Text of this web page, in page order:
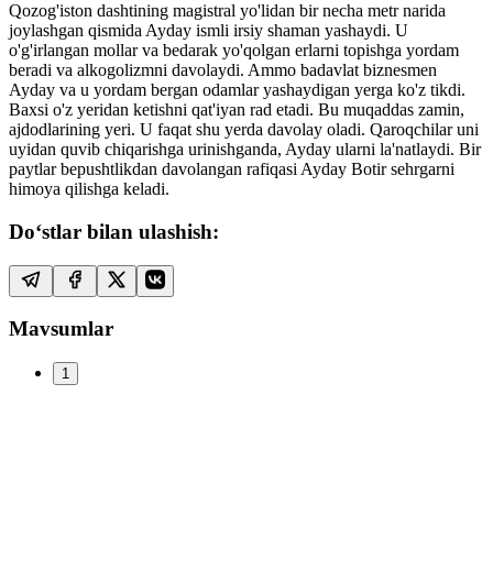
Qozog'iston dashtining magistral yo'lidan bir necha metr narida
joylashgan qismida Ayday ismli irsiy shaman yashaydi. U
o'g'irlangan mollar va bedarak yo'qolgan erlarni topishga yordam
beradi va alkogolizmni davolaydi. Ammo badavlat biznesmen
Ayday va u yordam bergan odamlar yashaydigan yerga ko'z tikdi.
Baxsi o'z yeridan ketishni qat'iyan rad etadi. Bu muqaddas zamin,
ajdodlarining yeri. U faqat shu yerda davolay oladi. Qaroqchilar uni
uyidan quvib chiqarishga urinishganda, Ayday ularni la'natlaydi. Bir
paytlar bepushtlikdan davolangan rafiqasi Ayday Botir sehrgarni
himoya qilishga keladi.
Do‘stlar bilan ulashish:
Mavsumlar
1